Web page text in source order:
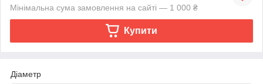
Мінімальна сума замовлення на сайті — 1 000 ₴
Купити
Діаметр